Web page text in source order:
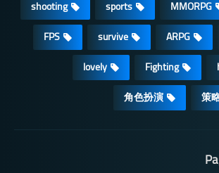
MMORPG
sports
shooting
ARPG
survive
FPS
Fighting
lovely
策
角色扮演